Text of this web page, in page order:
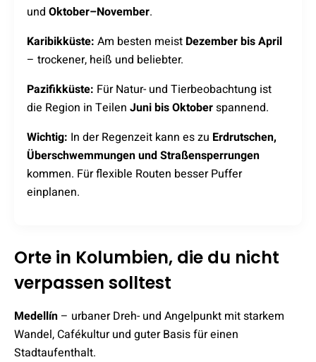
und Oktober–November.
Karibikküste: Am besten meist Dezember bis April
– trockener, heiß und beliebter.
Pazifikküste: Für Natur- und Tierbeobachtung ist
die Region in Teilen Juni bis Oktoberspannend.
Wichtig: In der Regenzeit kann es zu Erdrutschen,
Überschwemmungen und Straßensperrungen
kommen. Für flexible Routen besser Puffer
einplanen.
Orte in Kolumbien, die du nicht
verpassen solltest
Medellín – urbaner Dreh- und Angelpunkt mit starkem
Wandel, Cafékultur und guter Basis für einen
Stadtaufenthalt.